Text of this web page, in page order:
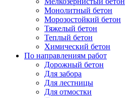
Монолитный бетон
Морозостойкий бетон
Тяжелый бетон
Теплый бетон
Химический бетон
По направлениям работ
Дорожный бетон
Для забора
Для лестницы
Для отмостки